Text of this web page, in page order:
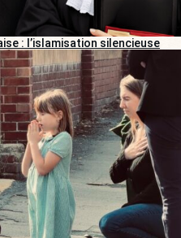
: l’islamisation silencieuse